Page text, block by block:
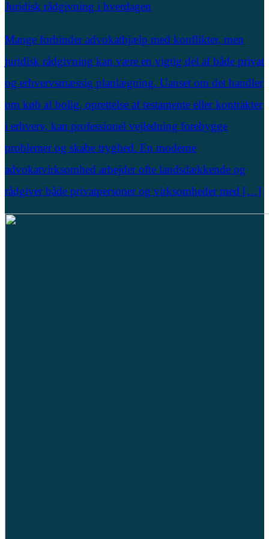
Juridisk rådgivning i hverdagen
Mange forbinder advokathjælp med konflikter, men
juridisk rådgivning kan være en vigtig del af både privat
og erhvervsmæssig planlægning. Uanset om det handler
om køb af bolig, oprettelse af testamente eller kontrakter
i erhverv, kan professionel vejledning forebygge
problemer og skabe tryghed. En moderne
advokatvirksomhed arbejder ofte landsdækkende og
rådgiver både privatpersoner og virksomheder med […]